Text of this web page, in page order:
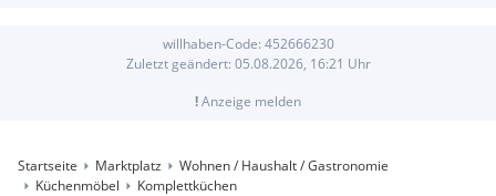
willhaben-Code: 452666230
Zuletzt geändert: 05.08.2026, 16:21 Uhr
!Anzeige melden
Startseite Marktplatz
Wohnen / Haushalt / Gastronomie
Küchenmöbel
Komplettküchen